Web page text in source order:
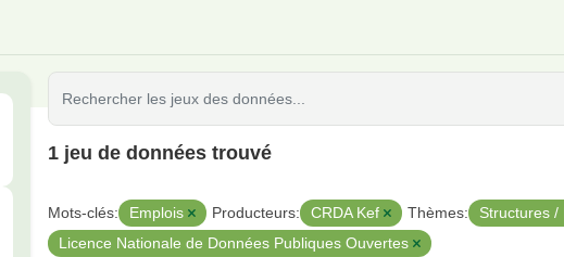
1 jeu de données trouvé
Mots-clés: Emplois Producteurs: CRDA Kef Thèmes: Structures /
Licence Nationale de Données Publiques Ouvertes